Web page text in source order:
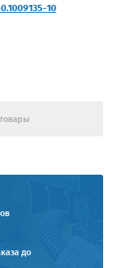
10
до